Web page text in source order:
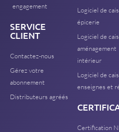
engagement
SERVICE
CLIENT
Contactez-nous
Gérez votre
abonnement
Distributeurs agréés
Logiciel de
épicerie
Logiciel de
aménagement
intérieur
Logiciel de
enseignes et
Certification